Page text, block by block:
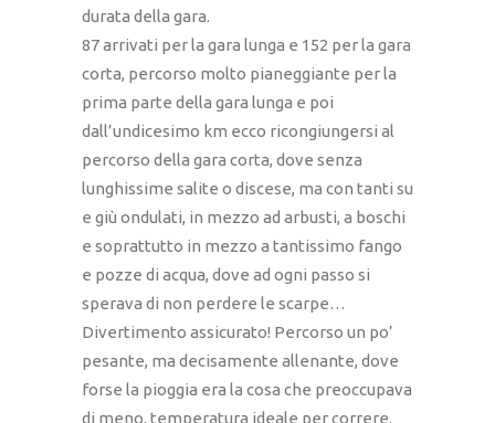
durata della gara.
87 arrivati per la gara lunga e 152 per la gara
corta, percorso molto pianeggiante per la
prima parte della gara lunga e poi
dall’undicesimo km ecco ricongiungersi al
percorso della gara corta, dove senza
lunghissime salite o discese, ma con tanti su
e giù ondulati, in mezzo ad arbusti, a boschi
e soprattutto in mezzo a tantissimo fango
e pozze di acqua, dove ad ogni passo si
sperava di non perdere le scarpe…
Divertimento assicurato! Percorso un po’
pesante, ma decisamente allenante, dove
forse la pioggia era la cosa che preoccupava
di meno, temperatura ideale per correre.